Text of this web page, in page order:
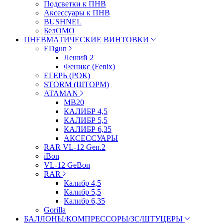
Подсветки к ПНВ
Аксессуары к ПНВ
BUSHNEL
БелОМО
ПНЕВМАТИЧЕСКИЕ ВИНТОВКИ
EDgun
Леший 2
Феникс (Fenix)
ЕГЕРЬ (РОК)
STORM (ШТОРМ)
ATAMAN
МВ20
КАЛИБР 4,5
КАЛИБР 5,5
КАЛИБР 6,35
АКСЕССУАРЫ
RAR VL-12 Gen.2
iBon
VL-12 GeBon
RAR
Калибр 4,5
Калибр 5,5
Калибр 6,35
Gorilla
БАЛЛОНЫ/КОМПРЕССОРЫ/ЗС/ШТУЦЕРЫ